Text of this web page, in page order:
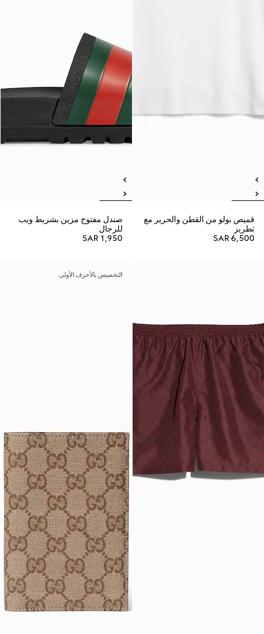
قميص بولو من القطن والحرير مع
تطريز
SAR 6,500
صندل مفتوح مزين بشريط ويب
للرجال
SAR 1,950
التخصيص بالأحرف الأولى